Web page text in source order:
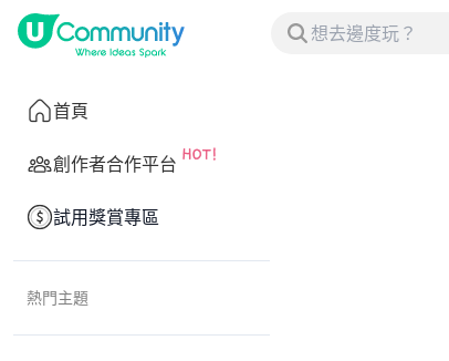
首頁
創作者合作平台
試用獎賞專區
熱門主題